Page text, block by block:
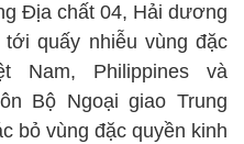
Địa chất 04, Hải dương
quấy nhiễu vùng đặc
Nam, Philippines và
Bộ Ngoại giao Trung
bỏ vùng đặc quyền kinh